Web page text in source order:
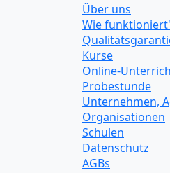
Über uns
Wie
Kurse
Online-
Probestunde
Unternehmen,
Organisationen
Schulen
Datenschutz
AGBs